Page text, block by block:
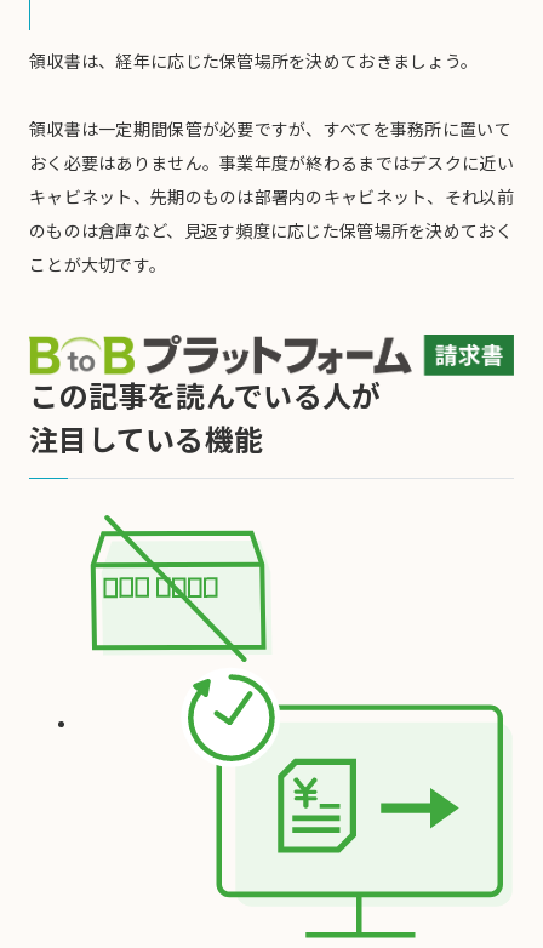
領収書は、経年に応じた保管場所を決めておきましょう。
領収書は一定期間保管が必要ですが、すべてを事務所に置いて
おく必要はありません。事業年度が終わるまではデスクに近い
キャビネット、先期のものは部署内のキャビネット、それ以前
のものは倉庫など、見返す頻度に応じた保管場所を決めておく
ことが大切です。
この記事を読んでいる人が
注目している機能